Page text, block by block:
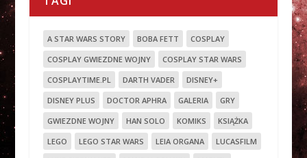
A STAR WARS STORY BOBA FETT
COSPLAY
COSPLAY GWIEZDNE WOJNY
COSPLAY STAR WARS
COSPLAYTIME.PL
DARTH VADER
DISNEY+
DISNEY PLUS
DOCTOR APHRA GALERIA
GRY
GWIEZDNE WOJNY
HAN SOLO KOMIKS
KSIĄŻKA
LEGO
LEGO STAR WARS LEIA ORGANA
LUCASFILM